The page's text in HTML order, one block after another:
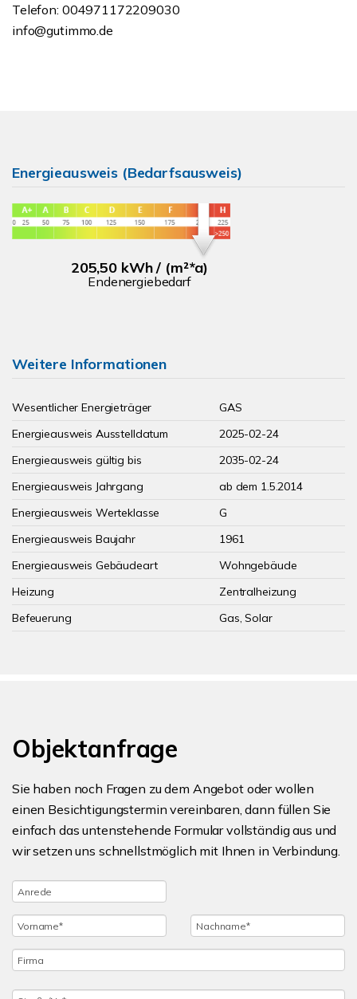
Telefon: 004971172209030
info@gutimmo.de
Energieausweis (Bedarfsausweis)
205,50 kWh / (m²*a)
Endenergiebedarf
Weitere Informationen
Wesentlicher Energieträger
GAS
Energieausweis Ausstelldatum
2025-02-24
Energieausweis gültig bis
2035-02-24
Energieausweis Jahrgang
ab dem 1.5.2014
Energieausweis Werteklasse
G
Energieausweis Baujahr
1961
Energieausweis Gebäudeart
Wohngebäude
Heizung
Zentralheizung
Befeuerung
Gas, Solar
Objektanfrage
Sie haben noch Fragen zu dem Angebot oder wollen
einen Besichtigungstermin vereinbaren, dann füllen Sie
einfach das untenstehende Formular vollständig aus und
wir setzen uns schnellstmöglich mit Ihnen in Verbindung.